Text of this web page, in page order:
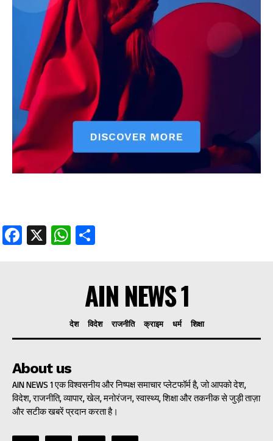
Terms of Use Agreement
Facebook
X WhatsApp
Share
Facebook
X WhatsApp
AIN NEWS 1
देश विदेश राजनीति क्राइम धर्म शिक्षा
About us
AIN NEWS 1 एक विश्वसनीय और निष्पक्ष समाचार प्लेटफॉर्म है, जो आपको देश,
विदेश, राजनीति, व्यापार, खेल, मनोरंजन, स्वास्थ्य, शिक्षा और तकनीक से जुड़ी ताज़ा
और सटीक खबरें प्रदान करता है।